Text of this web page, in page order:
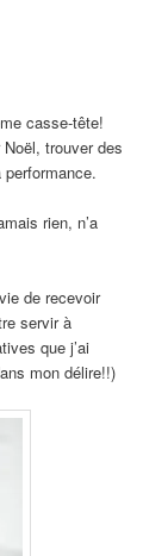
casse-tête!
trouver des
rien, n’a
de recevoir
servir à
que j’ai
mon délire!!)